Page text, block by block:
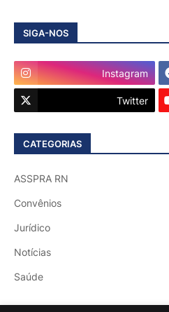
SIGA-NOS
Instagram
Twitter
CATEGORIAS
ASSPRA RN
Convênios
Jurídico
Notícias
Saúde